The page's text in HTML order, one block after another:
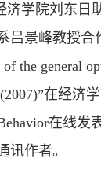
济学院刘东日
吕景峰教授合
the general
(2007)”在经济
在线发
讯作者。